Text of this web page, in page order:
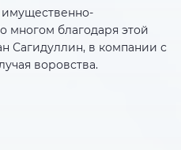
имущественно-
многом благодаря этой
Сагидуллин, в компании с
воровства.